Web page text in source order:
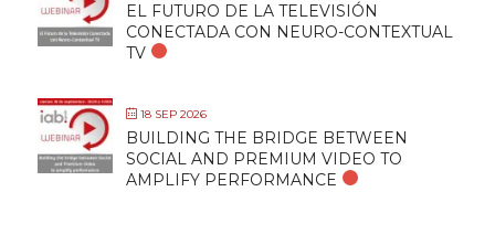
EL FUTURO DE LA TELEVISIÓN
CONECTADA CON NEURO-CONTEXTUAL
TV
18 SEP 2026
BUILDING THE BRIDGE BETWEEN
SOCIAL AND PREMIUM VIDEO TO
AMPLIFY PERFORMANCE